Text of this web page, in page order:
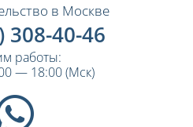
в Москве
308-40-46
работы:
— 18:00 (Мск)